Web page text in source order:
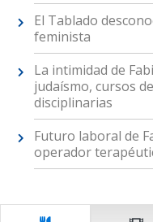
El Tablado
feminista
La intimidad de
judaísmo, cursos
disciplinarias
Futuro laboral de
operador